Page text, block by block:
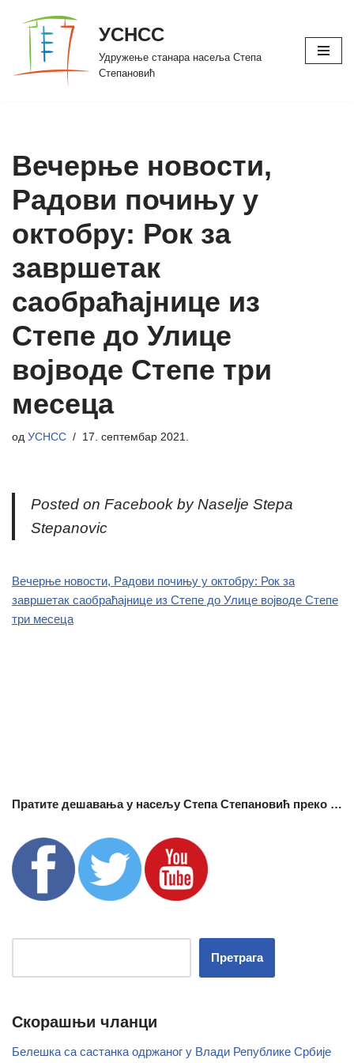
Скочи
садржај
УСНСС
Удружење станара насеља Степа
Степановић
Вечерње новости,
Радови почињу у
октобру: Рок за
завршетак
саобраћајнице из
Степе до Улице
војводе Степе три
месеца
од УСНСС 17. септембар 2021.
Posted on Facebook by Naselje Stepa
Stepanovic
Вечерње новости, Радови почињу у октобру: Рок за
завршетак саобраћајнице из Степе до Улице војводе Степе
три месеца
Пратите дешавања у насељу Степа Степановић преко …
Претрага
Скорашњи чланци
Белешка са састанка одржаног у Влади Републике Србије